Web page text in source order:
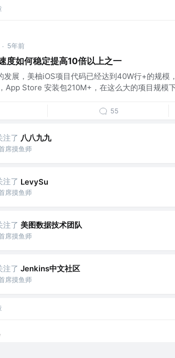
· 5年前
度如何稳定提高10倍以上之一
发展，美柚iOS项目代码已经达到40W行+的规模
App Store 安装包210M+，在这么大的项目规模
55
注了 八八九九
席摸鱼师
注了 LevySu
席摸鱼师
注了 美图数据技术团队
席摸鱼师
注了 Jenkins中文社区
席摸鱼师